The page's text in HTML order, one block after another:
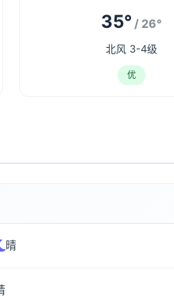
35° / 26°
北风 3-4级
优
晴